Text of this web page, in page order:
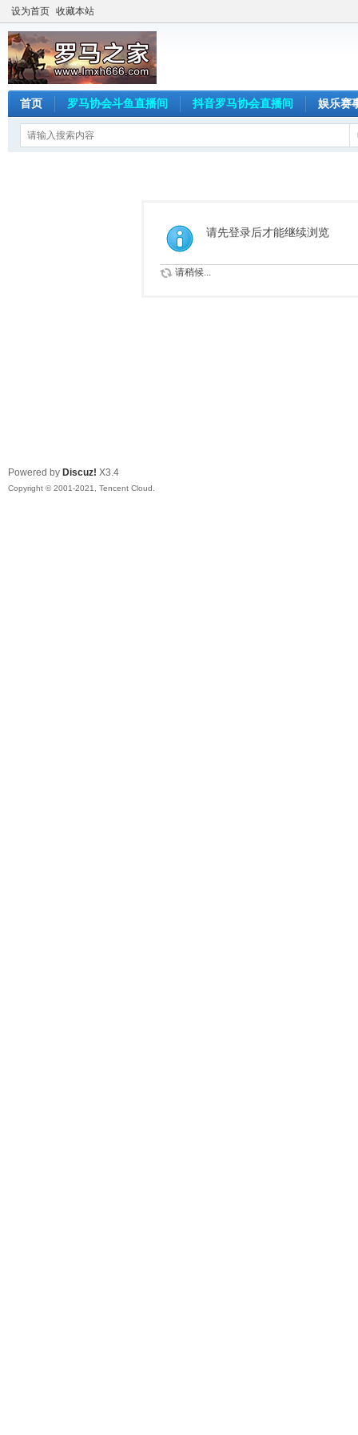
设为首页 收藏本站
首页 罗马协会斗鱼直播间 抖音罗马协会直播间 娱乐赛
请先登录后才能继续浏览
请稍候...
Powered by Discuz! X3.4
Copyright © 2001-2021, Tencent Cloud.